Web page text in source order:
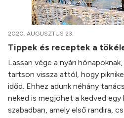
2020. AUGUSZTUS 23.
Tippek és receptek a
Lassan vége a nyári
tartson vissza attól, hogy
időd. Ehhez adunk néhány
neked is megjöhet a kedved
szabadban, amely első randira,